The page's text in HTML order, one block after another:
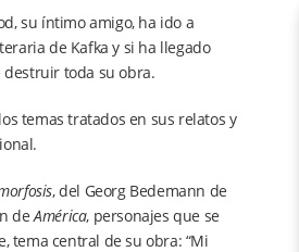
su íntimo amigo, ha ido a
de Kafka y si ha llegado
destruir toda su obra.
temas tratados en sus relatos y
, del Georg Bedemann de
deAmérica, personajes que se
tema central de su obra: “Mi